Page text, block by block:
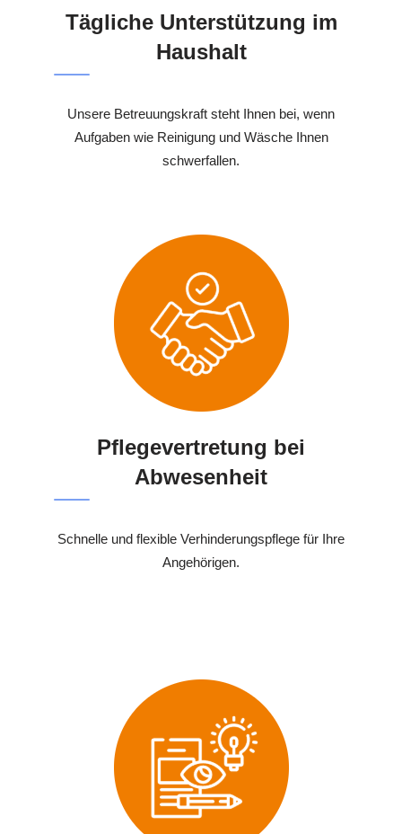
Tägliche Unterstützung im
Haushalt
Unsere Betreuungskraft steht Ihnen bei, wenn
Aufgaben wie Reinigung und Wäsche Ihnen
schwerfallen.
Pflegevertretung bei
Abwesenheit
Schnelle und flexible Verhinderungspflege für Ihre
Angehörigen.